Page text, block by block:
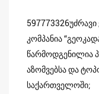
კომპანია
წარმოდგენილია
აზომვებსა და
საქართველოში;